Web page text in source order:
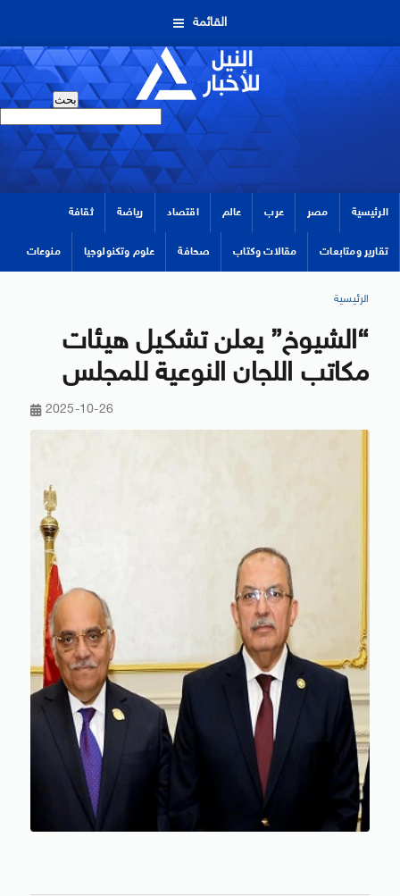
القائمة
الرئيسية مصر عرب عالم اقتصاد رياضة ثقافة
تقارير ومتابعات مقالات وكتاب صحافة علوم وتكنولوجيا منوعات
الرئيسية
“الشيوخ” يعلن تشكيل هيئات
مكاتب اللجان النوعية للمجلس
2025-10-26